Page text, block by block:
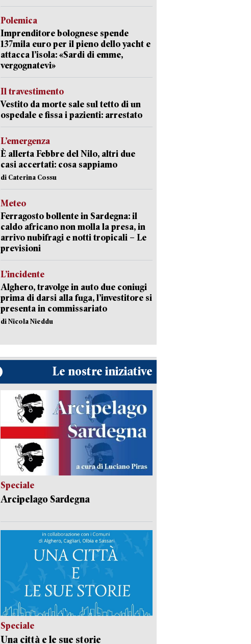
Polemica
Imprenditore bolognese spende
137mila euro per il pieno dello yacht e
attacca l’isola: «Sardi di emme,
vergognatevi»
Il travestimento
Vestito da morte sale sul tetto di un
ospedale e fissa i pazienti: arrestato
L’emergenza
È allerta Febbre del Nilo, altri due
casi accertati: cosa sappiamo
di Caterina Cossu
Meteo
Ferragosto bollente in Sardegna: il
caldo africano non molla la presa, in
arrivo nubifragi e notti tropicali – Le
previsioni
L’incidente
Alghero, travolge in auto due coniugi
prima di darsi alla fuga, l’investitore si
presenta in commissariato
di Nicola Nieddu
Le nostre iniziative
Speciale
Arcipelago Sardegna
Speciale
Una città e le sue storie